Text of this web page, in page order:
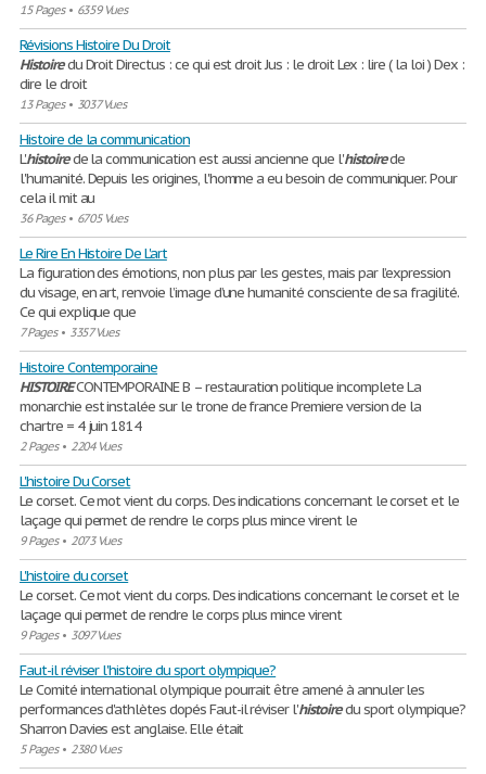
15 Pages• 6359 Vues
Révisions Histoire Du Droit
Histoiredu Droit Directus : ce qui est droit Jus : le droit Lex : lire ( la loi ) Dex :
dire le droit
13 Pages• 3037 Vues
Histoire de la communication
L'histoirede la communication est aussi ancienne que l'histoirede
l'humanité. Depuis les origines, l'homme a eu besoin de communiquer. Pour
cela il mit au
36 Pages• 6705 Vues
Le Rire En Histoire De L'art
La figuration des émotions, non plus par les gestes, mais par l’expression
du visage, en art, renvoie l’image d’une humanité consciente de sa fragilité.
Ce qui explique que
7 Pages• 3357 Vues
Histoire Contemporaine
HISTOIRECONTEMPORAINE B – restauration politique incomplete La
monarchie est instalée sur le trone de france Premiere version de la
chartre = 4 juin 1814
2 Pages• 2204 Vues
L'histoire Du Corset
Le corset. Ce mot vient du corps. Des indications concernant le corset et le
laçage qui permet de rendre le corps plus mince virent le
9 Pages• 2073 Vues
L'histoire du corset
Le corset. Ce mot vient du corps. Des indications concernant le corset et le
laçage qui permet de rendre le corps plus mince virent
9 Pages• 3097 Vues
Faut-il réviser l'histoire du sport olympique?
Le Comité international olympique pourrait être amené à annuler les
performances d'athlètes dopés Faut-il réviser l'histoiredu sport olympique?
Sharron Davies est anglaise. Elle était
5 Pages• 2380 Vues